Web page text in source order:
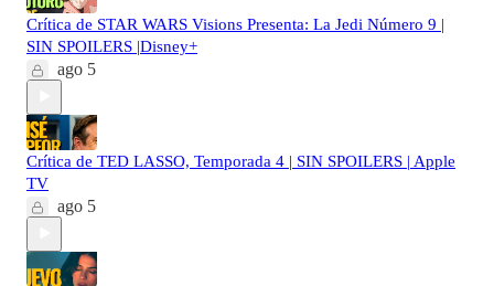
Crítica de STAR WARS Visions Presenta: La Jedi Número 9 |
SIN SPOILERS |Disney+
ago 5
Crítica de TED LASSO, Temporada 4 | SIN SPOILERS | Apple
TV
ago 5